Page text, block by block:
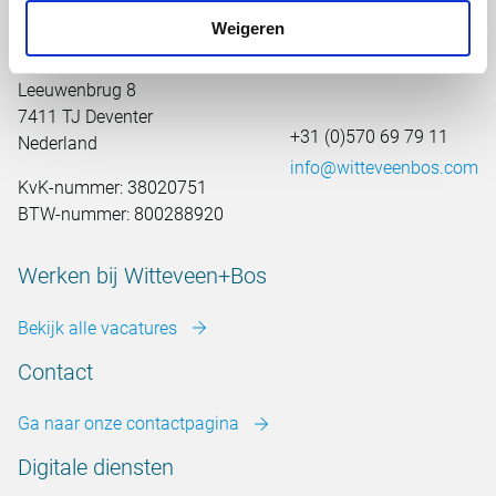
Weigeren
Hoofdkantoor Nederland
Leeuwenbrug 8
7411 TJ Deventer
Nederland
KvK-nummer: 38020751
BTW-nummer: 800288920
+31 (0)570 69 79 11
info@witteveenbos.com
Werken bij Witteveen+Bos
Bekijk alle vacatures
Contact
Ga naar onze contactpagina
Digitale diensten